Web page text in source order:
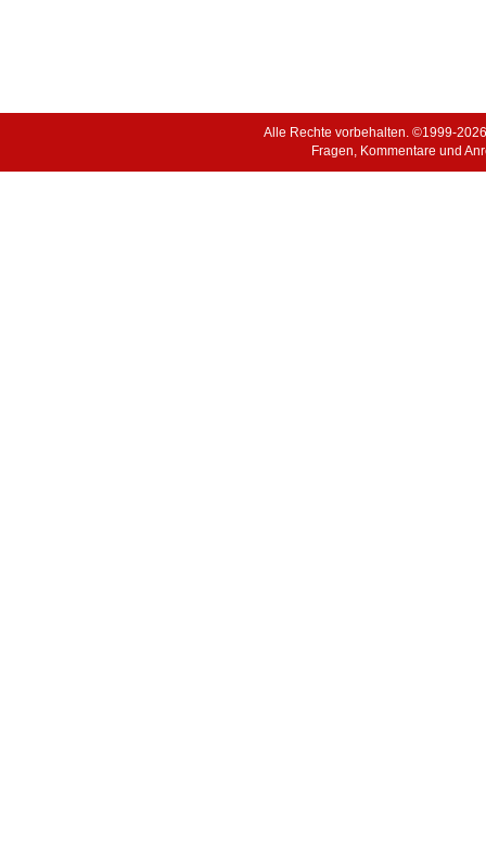
Alle Rechte vorbehalten. ©1999-
Fragen, Kommentare und